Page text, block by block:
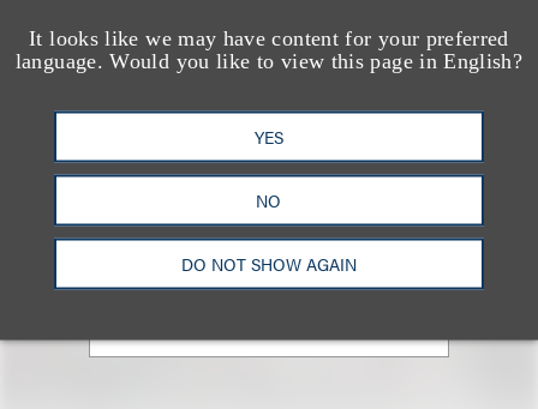
It looks like we may have content for your preferred
language. Would you like to view this page in English?
YES
NO
DO NOT SHOW AGAIN
Scott Edel
Chair, Entertainment
+1.310.282.2131